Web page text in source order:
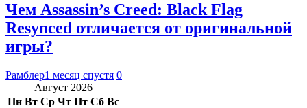
Чем Assassin’s Creed: Black Flag
Resynced отличается от оригинальной
игры?
Рамблер1 месяц спустя 0
Август 2026
Пн Вт Ср Чт Пт Сб Вс